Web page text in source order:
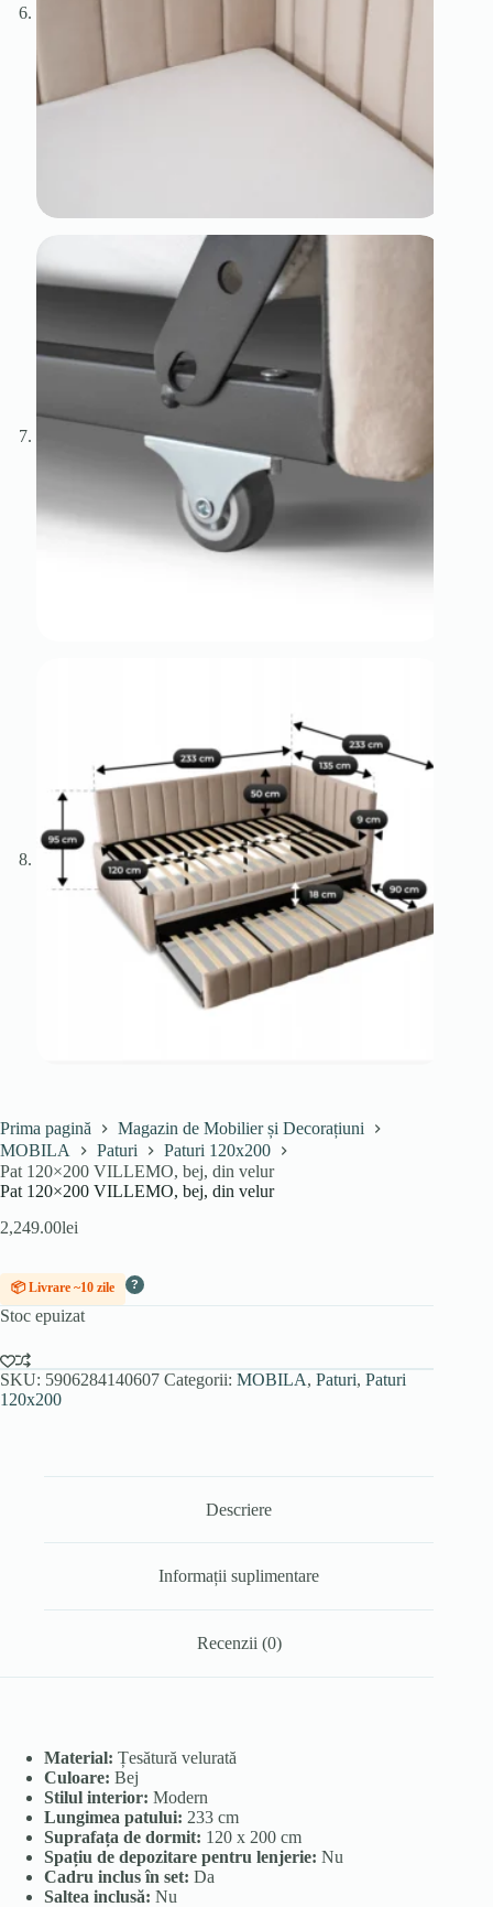
Prima pagină
Magazin de Mobilier și Decorațiuni
MOBILA
Paturi
Paturi 120x200
Pat 120×200 VILLEMO, bej, din velur
Pat 120×200 VILLEMO, bej, din velur
2,249.00lei
📦 Livrare ~10 zile ?
Stoc epuizat
SKU: 5906284140607 Categorii: MOBILA, Paturi, Paturi
120x200
Descriere
Informații suplimentare
Recenzii (0)
Material: Țesătură velurată
Culoare: Bej
Stilul interior: Modern
Lungimea patului: 233 cm
Suprafața de dormit: 120 x 200 cm
Spațiu de depozitare pentru lenjerie: Nu
Cadru inclus în set: Da
Saltea inclusă: Nu